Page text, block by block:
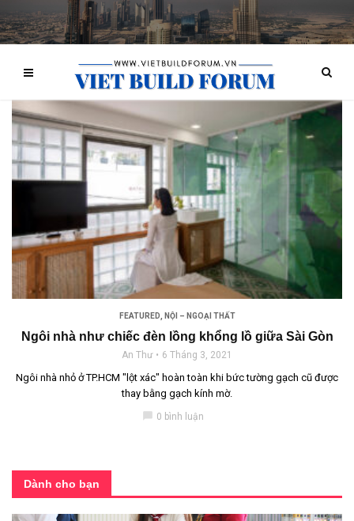
FEATURED, NỘI – NGOẠI THẤT
Ngôi nhà như chiếc đèn lồng khổng lồ giữa Sài Gòn
An Thư 6 Tháng 3, 2021
Ngôi nhà nhỏ ở TP.HCM "lột xác" hoàn toàn khi bức tường gạch cũ được
thay bằng gạch kính mờ.
chat_bubble 0 bình luận
Dành cho bạn